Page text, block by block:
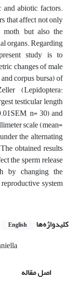
abiotic factors.
that affect not only
but also the
organs. Regarding
study is to
changes of male
corpus bursa) of
(Lepidoptera:
testicular length
n= 30) and
scale (mean=
the alternating
obtained results
the sperm release
by changing the
system
کلیدواژه‌ها
English
اصل مقاله